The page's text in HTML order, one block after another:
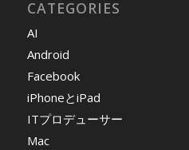
CATEGORIES
AI
Android
Facebook
iPhoneとiPad
ITプロデューサー
Mac